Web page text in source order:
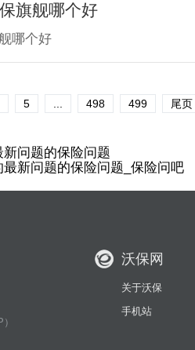
旗舰哪个好
哪个好
5 498 499 尾页
问题的保险问题
新问题的保险问题_保险问吧
沃保网
关于沃保
手机站